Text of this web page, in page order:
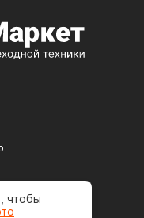
чтобы